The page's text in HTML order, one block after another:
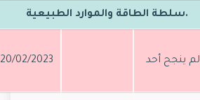
.سلطة الطاقة والموارد الطبيعية
لم ينجح أحد 20/02/2023